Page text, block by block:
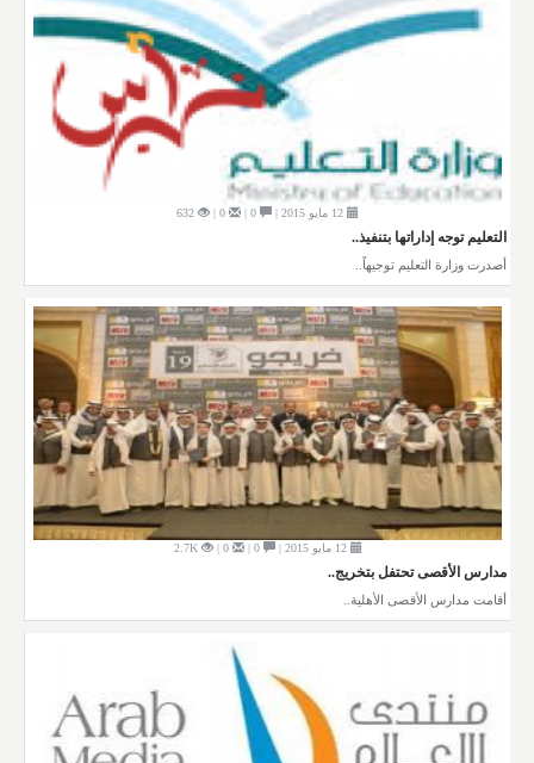
632
التعليم توجه إداراتها بتنفيذ..
أصدرت وزارة التعليم توجيهاً..
12 مايو 2015 | 0 |
0 |
2.7K
مدارس الأقصى تحتفل بتخريج..
أقامت مدارس الأقصى الأهلية..